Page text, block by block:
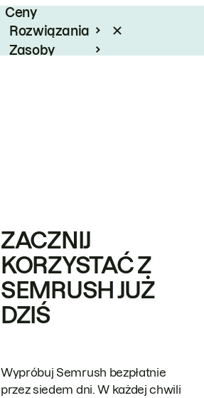
Ceny
Rozwiązania
Zasoby
ZACZNIJ
KORZYSTAĆ Z
SEMRUSH JUŻ
DZIŚ
Wypróbuj Semrush bezpłatnie
przez siedem dni. W każdej chwili